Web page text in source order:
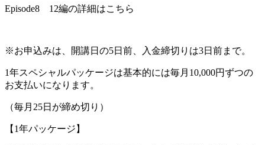
Episode8 12編の詳細はこちら
※お申込みは、開講日の5日前、入金締切りは3日前まで。
1年スペシャルパッケージは基本的には毎月10,000円ずつの
お支払いになります。
（毎月25日が締め切り）
【1年パッケージ】